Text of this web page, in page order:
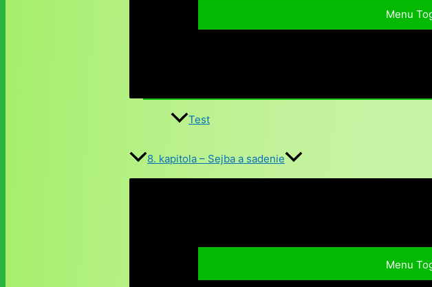
Menu
Test
8. kapitola – Sejba a sadenie
Menu